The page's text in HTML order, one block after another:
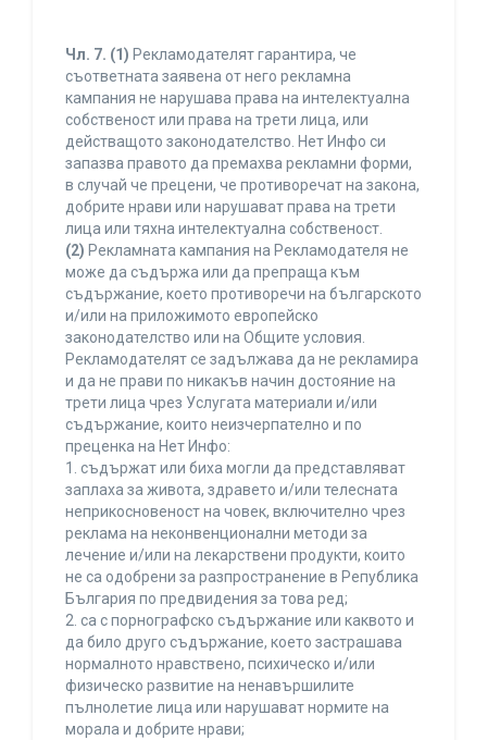
Чл. 7. (1) Рекламодателят гарантира, че
съответната заявена от него рекламна
кампания не нарушава права на интелектуална
собственост или права на трети лица, или
действащото законодателство. Нет Инфо си
запазва правото да премахва рекламни форми,
в случай че прецени, че противоречат на закона,
добрите нрави или нарушават права на трети
лица или тяхна интелектуална собственост.
(2) Рекламната кампания на Рекламодателя не
може да съдържа или да препраща към
съдържание, което противоречи на българското
и/или на приложимото европейско
законодателство или на Общите условия.
Рекламодателят се задължава да не рекламира
и да не прави по никакъв начин достояние на
трети лица чрез Услугата материали и/или
съдържание, които неизчерпателно и по
преценка на Нет Инфо:
1. съдържат или биха могли да представляват
заплаха за живота, здравето и/или телесната
неприкосновеност на човек, включително чрез
реклама на неконвенционални методи за
лечение и/или на лекарствени продукти, които
не са одобрени за разпространение в Република
България по предвидения за това ред;
2. са с порнографско съдържание или каквото и
да било друго съдържание, което застрашава
нормалното нравствено, психическо и/или
физическо развитие на ненавършилите
пълнолетие лица или нарушават нормите на
морала и добрите нрави;